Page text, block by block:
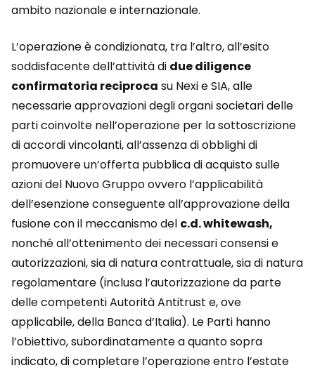
ambito nazionale e internazionale.
L’operazione è condizionata, tra l’altro, all’esito
soddisfacente dell’attività di due diligence
confirmatoria reciproca su Nexi e SIA, alle
necessarie approvazioni degli organi societari delle
parti coinvolte nell’operazione per la sottoscrizione
di accordi vincolanti, all’assenza di obblighi di
promuovere un’offerta pubblica di acquisto sulle
azioni del Nuovo Gruppo ovvero l’applicabilità
dell’esenzione conseguente all’approvazione della
fusione con il meccanismo del c.d. whitewash,
nonché all’ottenimento dei necessari consensi e
autorizzazioni, sia di natura contrattuale, sia di natura
regolamentare (inclusa l’autorizzazione da parte
delle competenti Autorità Antitrust e, ove
applicabile, della Banca d’Italia). Le Parti hanno
l’obiettivo, subordinatamente a quanto sopra
indicato, di completare l’operazione entro l’estate